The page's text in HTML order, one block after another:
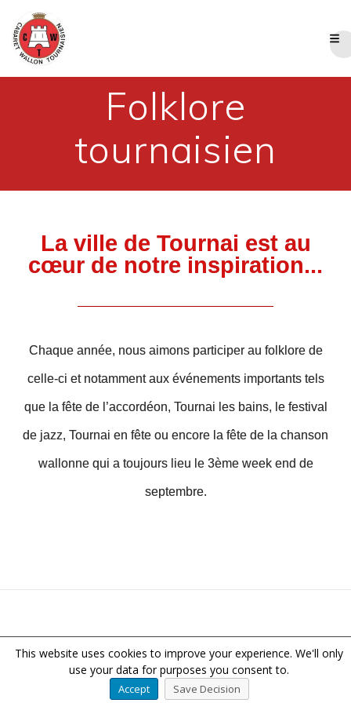
Folklore
tournaisien
La ville de Tournai est au
cœur de notre inspiration...
Chaque année, nous aimons participer au folklore de
celle-ci et notamment aux événements importants tels
que la fête de l’accordéon, Tournai les bains, le festival
de jazz, Tournai en fête ou encore la fête de la chanson
wallonne qui a toujours lieu le 3ème week end de
septembre.
© 2026 Royale Compagnie du Cabaret Wallon Tournaisien. Built
using WordPress and theMesmerize Theme
This website uses cookies to improve your experience. We'll only
use your data for purposes you consent to.
Accept Save Decision